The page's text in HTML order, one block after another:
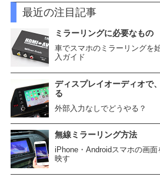
最近の注目記事
ミラーリングに必要なもの
車でスマホのミラーリングを
入ガイド
ディスプレイオーディオで
る
外部入力なしでどうやる？
無線ミラーリング方法
iPhone・Androidスマホの画
映す